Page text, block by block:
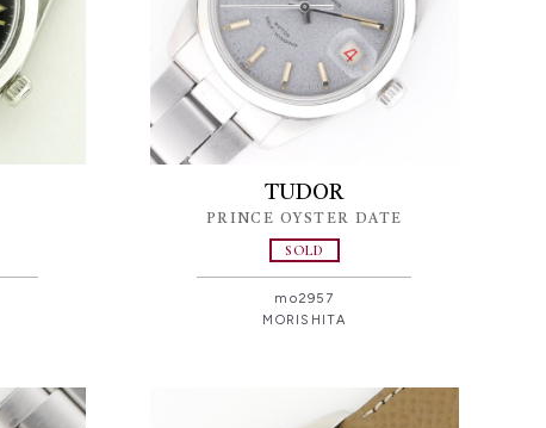
TUDOR
PRINCE OYSTER DATE
SOLD
mo2957
MORISHITA